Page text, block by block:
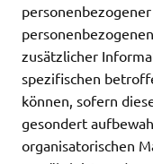
zusätzlicher
spezifischen
können, sofern
gesondert
organisatorischen